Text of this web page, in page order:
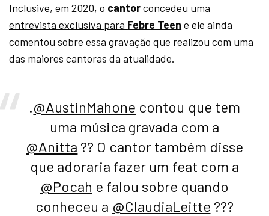
Inclusive, em 2020,o cantorconcedeu uma
entrevista exclusiva para Febre Teen e ele ainda
comentou sobre essa gravação que realizou com uma
das maiores cantoras da atualidade.
.@AustinMahone contou que tem
uma música gravada com a
@Anitta ?? O cantor também disse
que adoraria fazer um feat com a
@Pocah e falou sobre quando
conheceu a @ClaudiaLeitte ???